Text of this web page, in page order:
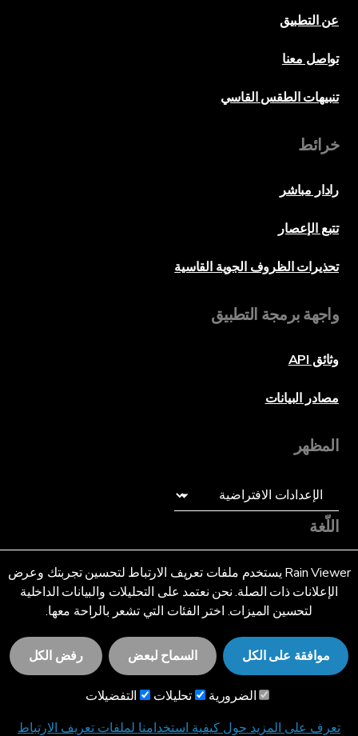
Rain Viewer يستخدم ملفات تعريف الارتباط لتحسين تجربتك وعرض
الإعلانات ذات الصلة. نحن نعتمد على التحليلات والبيانات الداخلية
لتحسين الميزات. اختر الفئات التي تشعر بالراحة معها.
موافقة على الكل السماح لبعض رفض الكل
الضرورية تحليلات
التفضيلات
تعرف على المزيد حول كيفية استخدامنا لملفات تعريف الارتباط
عن التطبيق
تواصل معنا
تنبيهات الطقس القاسي
خرائط
رادار مباشر
تتبع الإعصار
تحذيرات الظروف الجوية القاسية
واجهة برمجة التطبيق
وثائق API
مصادر البيانات
المظهر
اللّغة
عربى (SA)
© 2026 RainViewer,MeteoLab Inc.
إشعار الخصوصيةالشروط والأحكام